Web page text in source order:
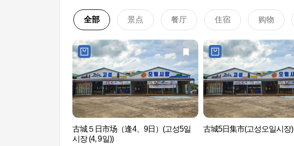
全部 景点 餐厅 住宿 购物
古城５日市场（逢4、9日）(고성5일
시장 (4, 9일))
古城5日集市(고성오일시장)